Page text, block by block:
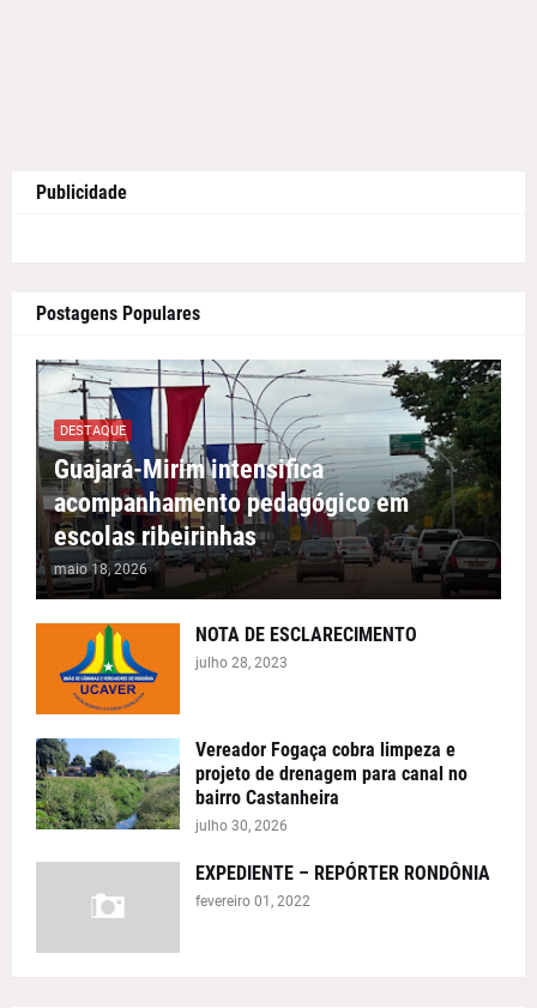
Publicidade
Postagens Populares
DESTAQUE
Guajará-Mirim intensifica
acompanhamento pedagógico em
escolas ribeirinhas
maio 18, 2026
NOTA DE ESCLARECIMENTO
julho 28, 2023
Vereador Fogaça cobra limpeza e
projeto de drenagem para canal no
bairro Castanheira
julho 30, 2026
EXPEDIENTE – REPÓRTER RONDÔNIA
fevereiro 01, 2022